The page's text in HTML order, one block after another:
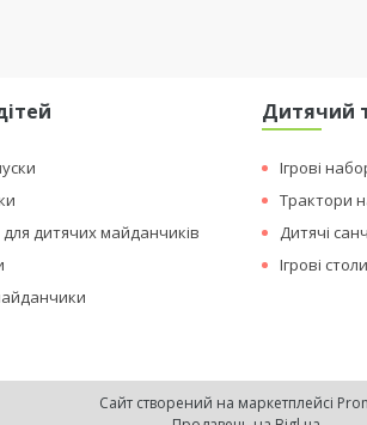
дитячих майданчиків
Дитячий
Ігрові
Трактори
Дитячі
Ігрові столи
Сайт створений на маркетплейсі